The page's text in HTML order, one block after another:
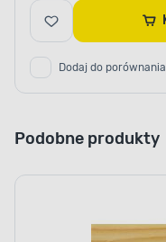
Dodaj do porównania
Podobne produkty